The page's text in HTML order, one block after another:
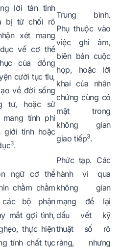
lời tán tỉnh
bị từ chối rõ
xét mang
về cơ thể
của đồng
cười tục tĩu,
về đời sống
tư, hoặc sử
tính phỉ
giới tính hoặc
3.
Trung bình.
Phụ thuộc vào
việc ghi âm,
biên bản cuộc
họp, hoặc lời
khai của nhân
chứng cùng có
mặt trong
không gian
giao tiếp3.
ngữ cơ thể
chằm chằm
các bộ phận
mắt gợi tình,
thực hiện
tính chất tục
Phức tạp. Các
hành vi qua
không gian
mạng để lại
dấu vết kỹ
thuật số rõ
ràng, nhưng